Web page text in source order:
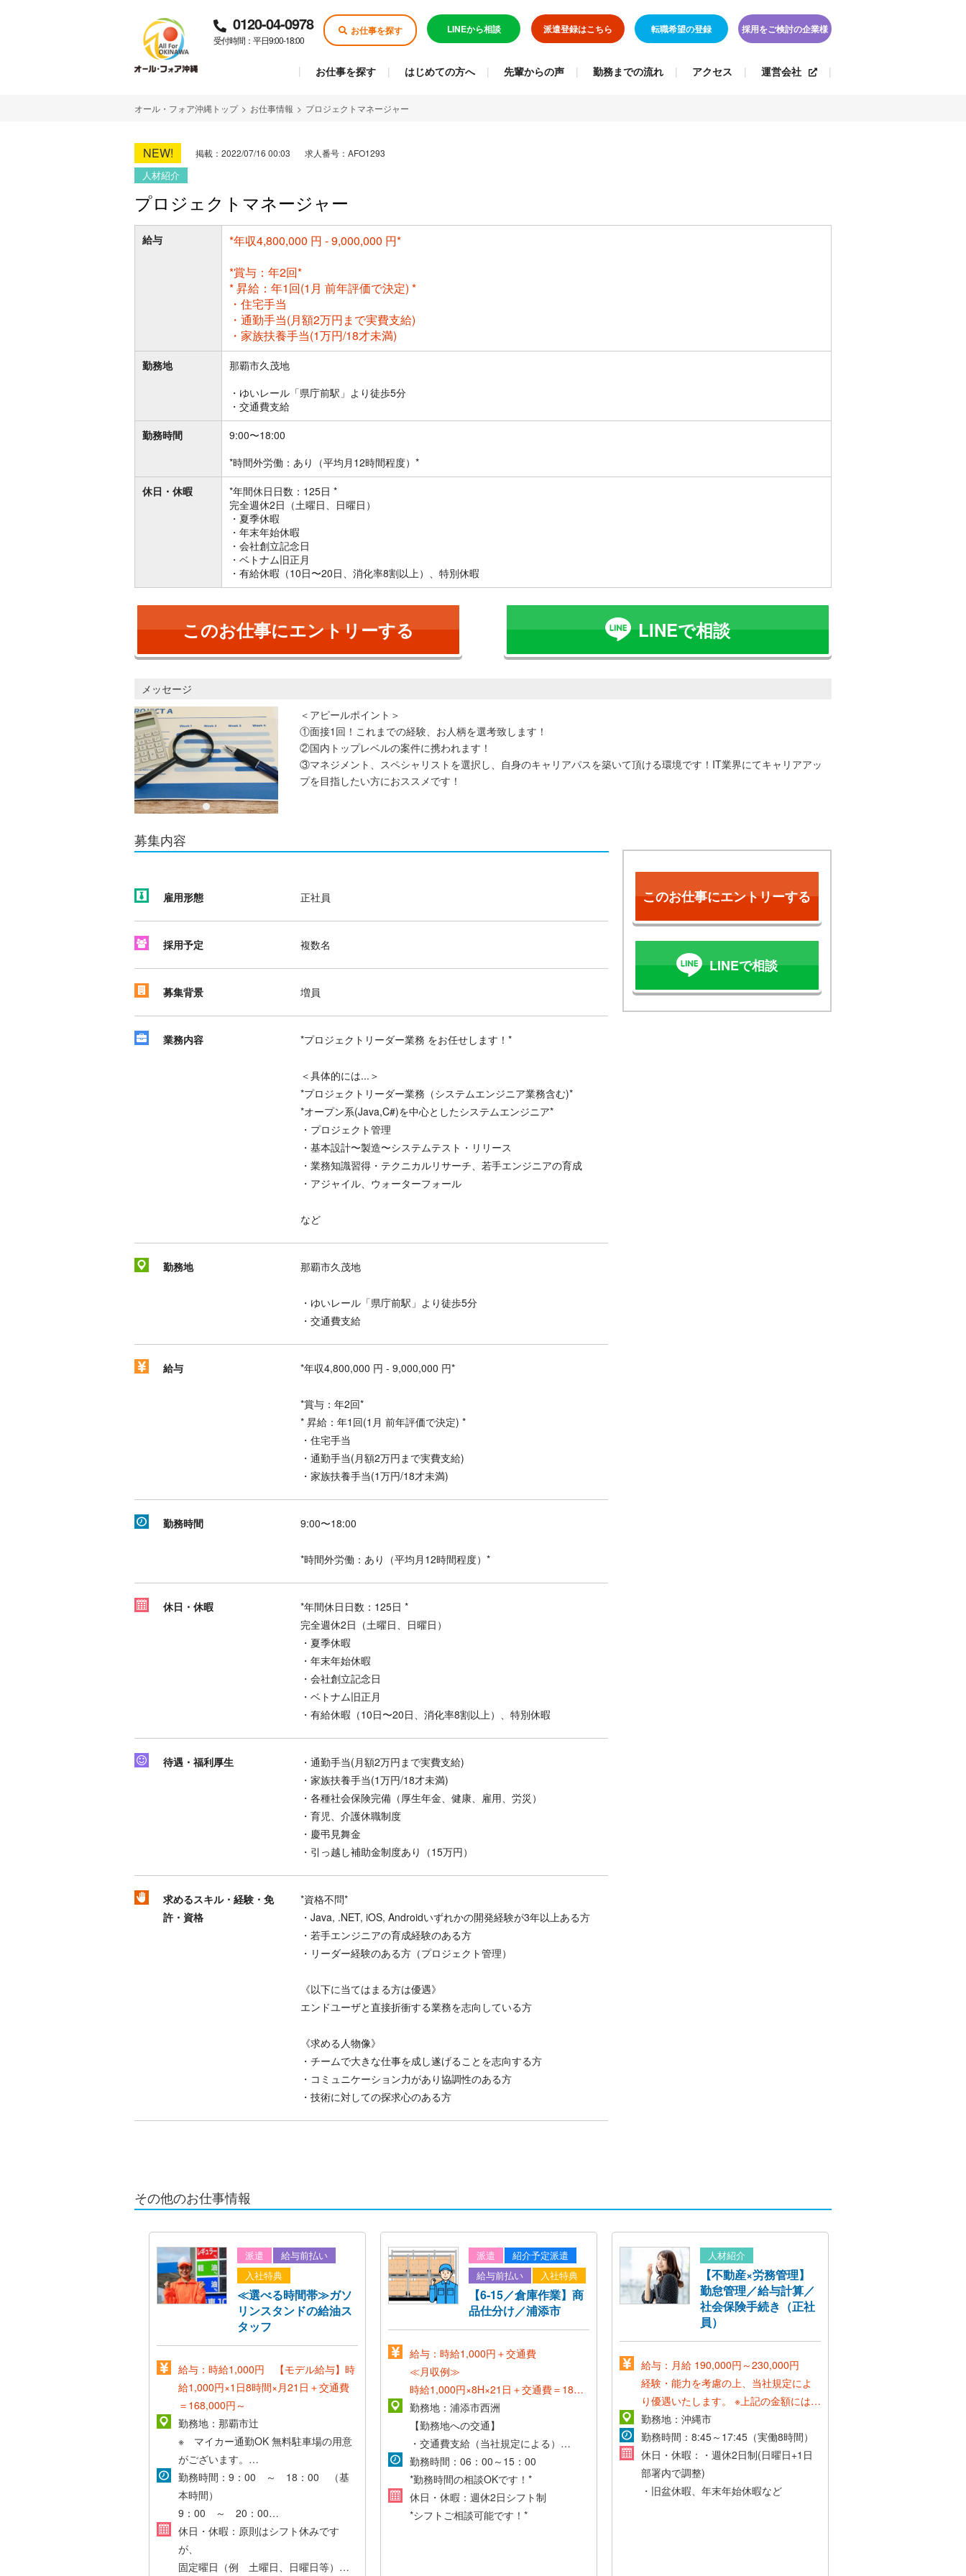
0120-04-0978
受付時間：平日9:00-18:00
お仕事を探す LINEから相談 派遣登録はこちら 転職希望の登録 採用をご検討の企業様
お仕事を探す はじめての方へ 先輩からの声 勤務までの流れ アクセス 運営会社
オール・フォア沖縄トップ > お仕事情報 > プロジェクトマネージャー
NEW! 掲載：2022/07/16 00:03 求人番号：AFO1293
人材紹介
プロジェクトマネージャー
給与
*年収4,800,000 円 - 9,000,000 円*
*賞与：年2回*
* 昇給：年1回(1月 前年評価で決定) *
・住宅手当
・通勤手当(月額2万円まで実費支給)
・家族扶養手当(1万円/18才未満)
勤務地
那覇市久茂地
・ゆいレール「県庁前駅」より徒歩5分
・交通費支給
勤務時間
9:00〜18:00
*時間外労働：あり（平均月12時間程度）*
休日・休暇
*年間休日日数：125日 *
完全週休2日（土曜日、日曜日）
・夏季休暇
・年末年始休暇
・会社創立記念日
・ベトナム旧正月
・有給休暇（10日〜20日、消化率8割以上）、特別休暇
このお仕事にエントリーする LINEで相談
メッセージ
＜アピールポイント＞
①面接1回！これまでの経験、お人柄を選考致します！
②国内トップレベルの案件に携われます！
③マネジメント、スペシャリストを選択し、自身のキャリアパスを築いて頂ける環境です！IT業界にてキャリアアッ
プを目指したい方におススメです！
募集内容
雇用形態 正社員
採用予定 複数名
募集背景 増員
業務内容 *プロジェクトリーダー業務 をお任せします！*
＜具体的には...＞
*プロジェクトリーダー業務（システムエンジニア業務含む)*
*オープン系(Java,C#)を中心としたシステムエンジニア*
・プロジェクト管理
・基本設計〜製造〜システムテスト・リリース
・業務知識習得・テクニカルリサーチ、若手エンジニアの育成
・アジャイル、ウォーターフォール
など
勤務地 那覇市久茂地
・ゆいレール「県庁前駅」より徒歩5分
・交通費支給
給与 *年収4,800,000 円 - 9,000,000 円*
*賞与：年2回*
* 昇給：年1回(1月 前年評価で決定) *
・住宅手当
・通勤手当(月額2万円まで実費支給)
・家族扶養手当(1万円/18才未満)
勤務時間 9:00〜18:00
*時間外労働：あり（平均月12時間程度）*
休日・休暇
*年間休日日数：125日 *
完全週休2日（土曜日、日曜日）
・夏季休暇
・年末年始休暇
・会社創立記念日
・ベトナム旧正月
・有給休暇（10日〜20日、消化率8割以上）、特別休暇
待遇・福利厚生
・通勤手当(月額2万円まで実費支給)
・家族扶養手当(1万円/18才未満)
・各種社会保険完備（厚生年金、健康、雇用、労災）
・育児、介護休職制度
・慶弔見舞金
・引っ越し補助金制度あり（15万円）
求めるスキル・経験・免
許・資格
*資格不問*
・Java, .NET, iOS, Androidいずれかの開発経験が3年以上ある方
・若手エンジニアの育成経験のある方
・リーダー経験のある方（プロジェクト管理）
《以下に当てはまる方は優遇》
エンドユーザと直接折衝する業務を志向している方
《求める人物像》
・チームで大きな仕事を成し遂げることを志向する方
・コミュニケーション力があり協調性のある方
・技術に対しての探求心のある方
このお仕事にエントリーする
LINEで相談
その他のお仕事情報
派遣
給与前払い
入社特典
≪選べる時間帯≫ガソ
リンスタンドの給油ス
タッフ
給与：時給1,000円 【モデル給与】時
給1,000円×1日8時間×月21日＋交通費
＝168,000円～
勤務地：那覇市辻
※ マイカー通勤OK 無料駐車場の用意
がございます。
≪同条件にて募集有≫
■ 那覇市古波蔵
■ 北谷町美浜
勤務時間：9：00 ～ 18：00 （基
本時間）
9：00 ～ 20：00
上記時間帯で、働きやすい時間帯があ
ればご相談ください。
休日・休暇：原則はシフト休みです
が、
固定曜日（例 土曜日、日曜日等）の
派遣
紹介予定派遣
給与前払い
入社特典
【6-15／倉庫作業】商
品仕分け／浦添市
給与：時給1,000円＋交通費
≪月収例≫
時給1,000円×8H×21日＋交通費＝18万
円～
勤務地：浦添市西洲
【勤務地への交通】
・交通費支給（当社規定による）
・マイカー通勤可（無料駐車場あり）
勤務時間：06：00～15：00
*勤務時間の相談OKです！*
休日・休暇：週休2日シフト制
*シフトご相談可能です！*
人材紹介
【不動産×労務管理】
勤怠管理／給与計算／
社会保険手続き（正社
員）
給与：月給 190,000円～230,000円
経験・能力を考慮の上、当社規定によ
り優遇いたします。
※上記の金額にはみ
なし残業代20,000円（13～16時間分）
が含まれます。
残業の有無に関わらずお支払いし、超
過した場合は別途支給いたします。
勤務地：沖縄市
勤務時間：8:45～17:45（実働8時間）
休日・休暇：・週休2日制(日曜日+1日
部署内で調整)
・旧盆休暇、年末年始休暇など